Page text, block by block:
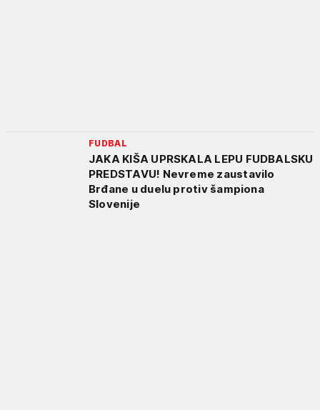
FUDBAL
JAKA KIŠA UPRSKALA LEPU FUDBALSKU
PREDSTAVU! Nevreme zaustavilo
Brđane u duelu protiv šampiona
Slovenije